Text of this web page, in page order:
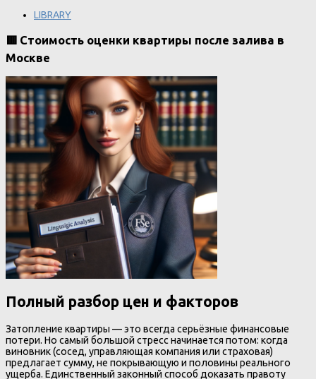
LIBRARY
🟥 Стоимость оценки квартиры после залива в
Москве
Полный разбор цен и факторов
Затопление квартиры — это всегда серьёзные финансовые
потери. Но самый большой стресс начинается потом: когда
виновник (сосед, управляющая компания или страховая)
предлагает сумму, не покрывающую и половины реального
ущерба. Единственный законный способ доказать правоту